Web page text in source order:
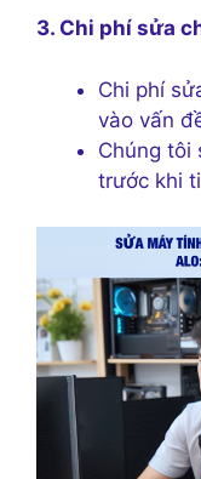
3. Chi phí sửa
Chi phí
vào vấn
Chúng tôi
trước khi